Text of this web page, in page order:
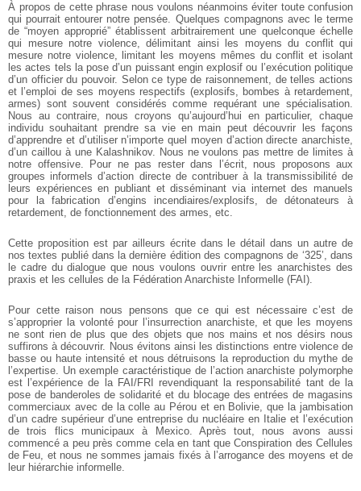
À propos de cette phrase nous voulons néanmoins éviter toute confusion
qui pourrait entourer notre pensée. Quelques compagnons avec le terme
de “moyen approprié” établissent arbitrairement une quelconque échelle
qui mesure notre violence, délimitant ainsi les moyens du conflit qui
mesure notre violence, limitant les moyens mêmes du conflit et isolant
les actes tels la pose d’un puissant engin explosif ou l’exécution politique
d’un officier du pouvoir. Selon ce type de raisonnement, detelles actions
et l’emploi de ses moyens respectifs (explosifs, bombes à retardement,
armes) sont souvent considérés comme requérant une spécialisation.
Nous aucontraire, nous croyons qu’aujourd’hui en particulier, chaque
individu souhaitant prendre sa vie en main peut découvrir les façons
d’apprendre et d’utiliser n’importe quel moyen d’action directe anarchiste,
d’un caillou à une Kalashnikov. Nous nevoulons pas mettre de limites à
notre offensive. Pour ne pas rester dans l’écrit, nous proposons aux
groupes informels d’action directe de contribuer à la transmissibilité de
leurs expériences en publiant et disséminant via internet des manuels
pour lafabrication d’engins incendiaires/explosifs, de détonateurs à
retardement, de fonctionnement des armes, etc.
Cette proposition est par ailleurs écrite dans le détail dans un autre de
nos textes publié dans la dernière édition des compagnons de ‘325’, dans
le cadre du dialogue que nous voulons ouvrir entre les anarchistes des
praxis et les cellules de la Fédération Anarchiste Informelle (FAI).
Pour cette raison nous pensons que ce qui est nécessaire c’est de
s’approprier lavolonté pour l’insurrection anarchiste, et que les moyens
ne sont rien de plus que des objets que nos mains et nos désirs nous
suffirons à découvrir. Nous évitons ainsi les distinctions entre violence de
basse ou haute intensité et nous détruisons lareproduction du mythe de
l’expertise. Un exemple caractéristique de l’actionanarchiste polymorphe
est l’expérience de la FAI/FRI revendiquant la responsabilité tant de la
pose de banderoles de solidarité et du blocage des entrées de magasins
commerciaux avec de la colle au Pérou et en Bolivie, que la jambisation
d’un cadre supérieur d’une entreprise du nucléaire en Italie et l’exécution
de trois flics municipaux à Mexico. Après tout, nous avons aussi
commencé a peu près comme cela en tant queConspiration des Cellules
de Feu, et nous ne sommes jamais fixés à l’arrogance des moyens et de
leur hiérarchie informelle.